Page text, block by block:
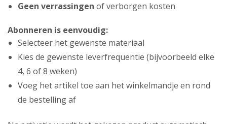
Geen verrassingen of verborgen kosten
Abonneren is eenvoudig:
Selecteer het gewenste materiaal
Kies de gewenste leverfrequentie (bijvoorbeeld elke
4, 6 of 8 weken)
Voeg het artikel toe aan het winkelmandje en rond
de bestelling af